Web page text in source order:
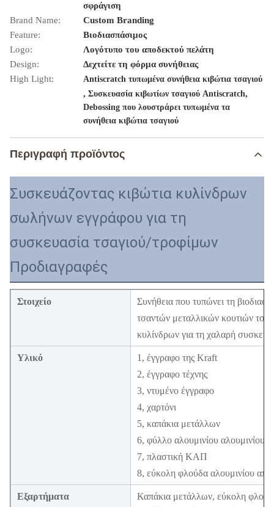
σφράγιση
Brand Name:
Custom Branding
Feature:
Βιοδιασπάσιμος
Logo:
Λογότυπο του αποδεκτού πελάτη
Design:
Δεχτείτε τη φόρμα συνήθειας
High Light:
Antiscratch τυπωμένα συνήθεια κιβώτια τσαγιού
, Συσκευασία κιβωτίων τσαγιού Antiscratch,
Debossing που λουστράρει τυπωμένα τα
συνήθεια κιβώτια τσαγιού
Περιγραφή προϊόντος
Συσκευάζοντας κιβώτια κυλίνδρων
σωλήνων εγγράφου για τη
συσκευασία τσαγιού/τροφίμων
Προδιαγραφές
Στοιχείο
Συνήθεια που τυπώνει τη
τσαντών μεταλλικών κουτιών
κυλίνδρων για τη χαλαρή
Υλικό
1, έγγραφο της Kraft
2, έγγραφο τέχνης
3, ντυμένο έγγραφο
4, χαρτόνι
5, καπάκια μετάλλων
6, φύλλο αλουμινίου αλουμινίου
7, πλαστική ΚΑΠ
8, εύκολη φλούδα αλουμινίου από
Εξαρτήματα
Καπάκια μετάλλων, εύκολη